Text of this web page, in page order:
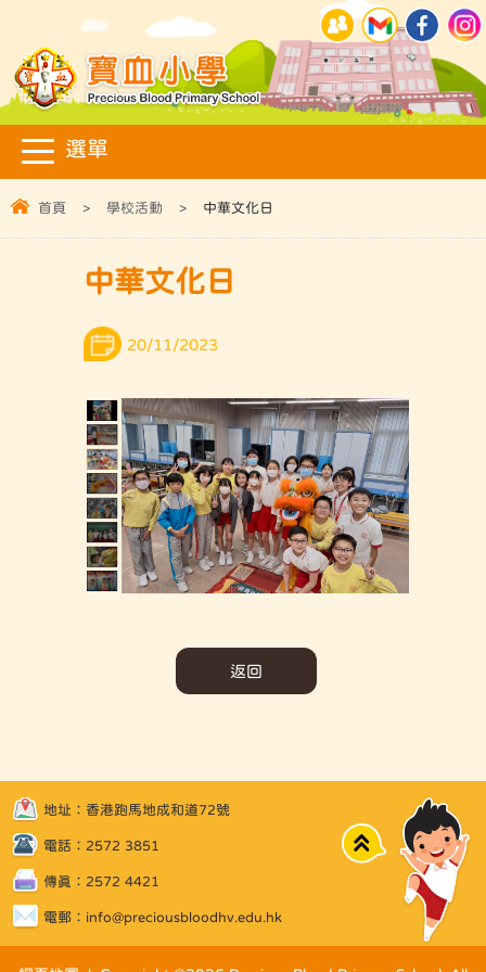
首頁 > 學校活動 > 中華文化日
中華文化日
20/11/2023
返回
地址：香港跑馬地成和道72號
電話：2572 3851
傳真：2572 4421
電郵： info@preciousbloodhv.edu.hk
Top